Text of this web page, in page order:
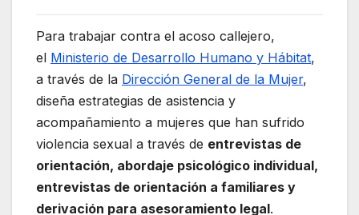
Para trabajar contra el acoso callejero,
el Ministerio de Desarrollo Humano y Hábitat,
a través de la Dirección General de la Mujer,
diseña estrategias de asistencia y
acompañamiento a mujeres que han sufrido
violencia sexual a través de entrevistas de
orientación, abordaje psicológico individual,
entrevistas de orientación a familiares y
derivación para asesoramiento legal.